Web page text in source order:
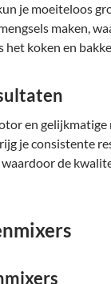
je moeiteloos
maken,
het koken en
en gelijkmatige
je consistente
de